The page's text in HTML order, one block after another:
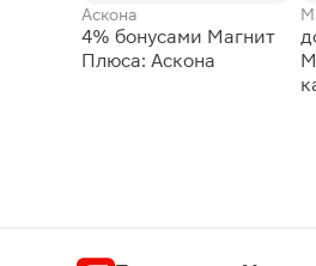
Аскона
4% бонусами Магнит
Плюса: Аскона